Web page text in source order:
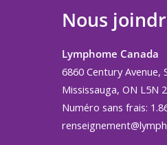
Nous
Lymphome Canada
6860 Century Avenue,
Mississauga, ON L5N
Numéro sans frais: